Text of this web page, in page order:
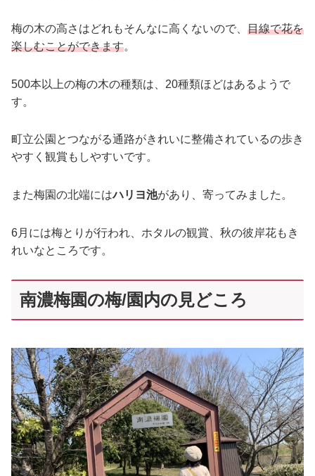
梅の木の高さはどれもそんなに高くないので、 目線で花を
楽しむことができます。
500本以上の梅の木の種類は、20種類ほどはあるようで
す。
町立公園とつながる通路がきれいに整備されているの歩き
やすく観賞もしやすいです。
また梅園の北端にはハリヨ池があり、寄ってみました。
6月には梅とりが行われ、ホタルの観賞、秋の彼岸花もき
れいなところです。
南濃梅園の梅/園内の見どころ